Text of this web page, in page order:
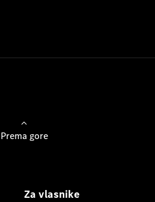
Prema gore
Za vlasnike